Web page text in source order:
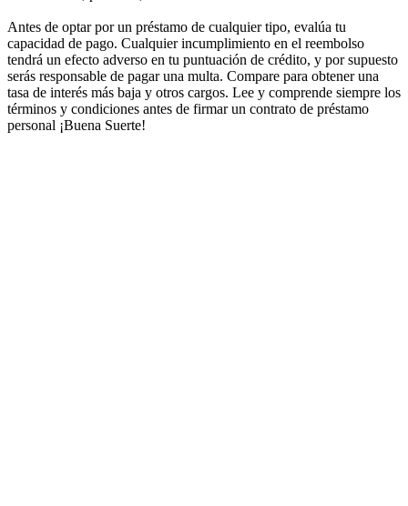
Antes de optar por un préstamo de cualquier tipo, evalúa tu
capacidad de pago. Cualquier incumplimiento en el reembolso
tendrá un efecto adverso en tu puntuación de crédito, y por supuesto
serás responsable de pagar una multa. Compare para obtener una
tasa de interés más baja y otros cargos. Lee y comprende siempre los
términos y condiciones antes de firmar un contrato de préstamo
personal ¡Buena Suerte!